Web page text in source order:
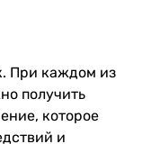
При каждом из
получить
которое
и